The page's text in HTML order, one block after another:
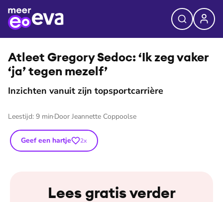
⭐Premium
Nienke van Denderen
Atleet Gregory Sedoc: ‘Ik zeg vaker
‘ja’ tegen mezelf’
Inzichten vanuit zijn topsportcarrière
Leestijd: 9 min Door Jeannette Coppoolse
Geef een hartje 2x
Lees gratis verder